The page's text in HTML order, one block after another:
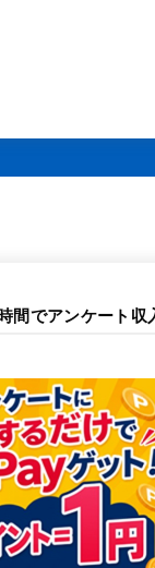
間でアンケート収